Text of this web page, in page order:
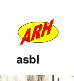
asbl